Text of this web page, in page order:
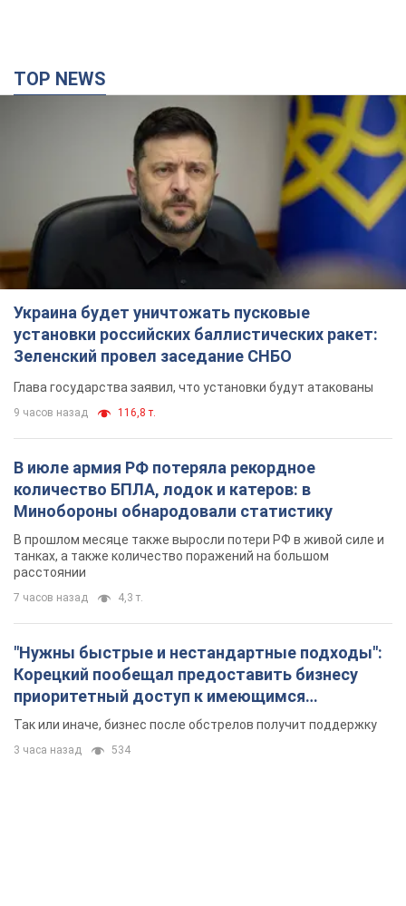
TOP NEWS
Украина будет уничтожать пусковые
установки российских баллистических ракет:
Зеленский провел заседание СНБО
Глава государства заявил, что установки будут атакованы
9 часов назад 116,8 т.
В июле армия РФ потеряла рекордное
количество БПЛА, лодок и катеров: в
Минобороны обнародовали статистику
В прошлом месяце также выросли потери РФ в живой силе и
танках, а также количество поражений на большом
расстоянии
7 часов назад 4,3 т.
"Нужны быстрые и нестандартные подходы":
Корецкий пообещал предоставить бизнесу
приоритетный доступ к имеющимся
складским помещениям
Так или иначе, бизнес после обстрелов получит поддержку
3 часа назад 534